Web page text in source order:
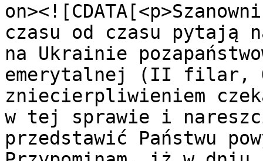
czasu od czasu pytają
na Ukrainie
emerytalnej (ІІ filar,
zniecierpliwieniem
w tej sprawie i
przedstawić Państwu